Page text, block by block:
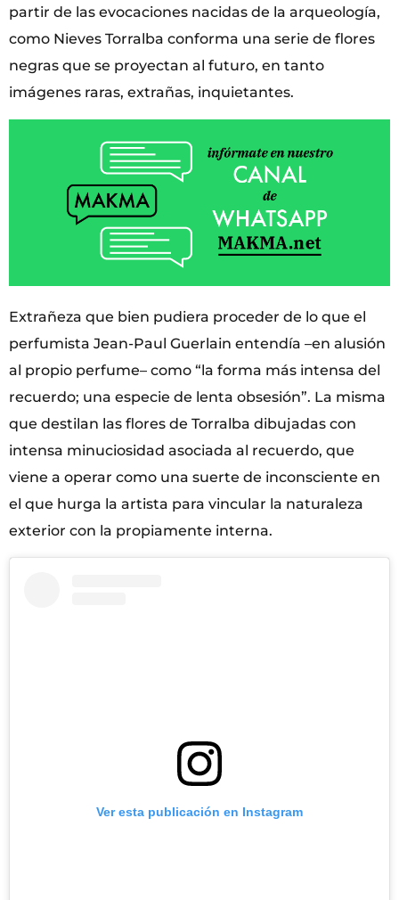
partir de las evocaciones nacidas de la arqueología,
como Nieves Torralba conforma una serie de flores
negras que se proyectan al futuro, en tanto
imágenes raras, extrañas, inquietantes.
Extrañeza que bien pudiera proceder de lo que el
perfumista Jean-Paul Guerlain entendía –en alusión
al propio perfume– como “la forma más intensa del
recuerdo; una especie de lenta obsesión”. La misma
que destilan las flores de Torralba dibujadas con
intensa minuciosidad asociada al recuerdo, que
viene a operar como una suerte de inconsciente en
el que hurga la artista para vincular la naturaleza
exterior con la propiamente interna.
Ver esta publicación en Instagram